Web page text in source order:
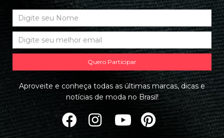
Quero Participar
Aproveite e conheça todas as últimas marcas, dicas e
notícias de moda no Brasil!